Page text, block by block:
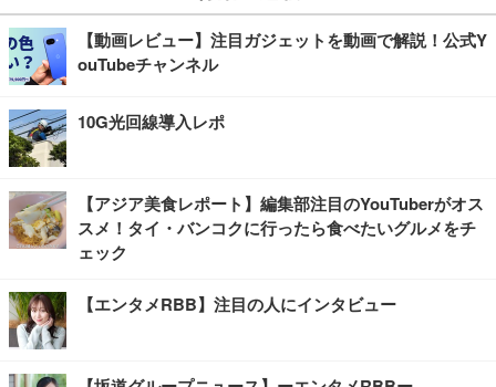
【動画レビュー】注目ガジェットを動画で解説！公式Y
ouTubeチャンネル
10G光回線導入レポ
【アジア美食レポート】編集部注目のYouTuberがオス
スメ！タイ・バンコクに行ったら食べたいグルメをチ
ェック
【エンタメRBB】注目の人にインタビュー